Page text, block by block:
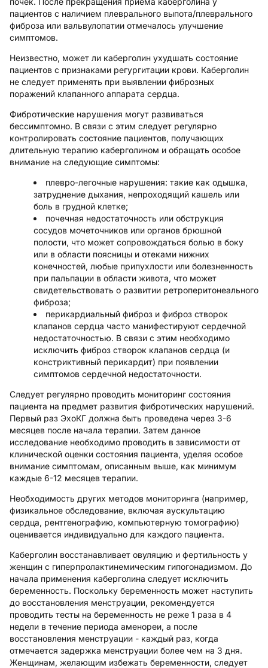
пациентов с наличием плеврального выпота/плеврального
фиброза или вальвулопатии отмечалось улучшение
симптомов.
Неизвестно, может ли каберголин ухудшать состояние
пациентов с признаками регургитации крови. Каберголин
не следует применять при выявлении фиброзных
поражений клапанного аппарата сердца.
Фибротические нарушения могут развиваться
бессимптомно. В связи с этим следует регулярно
контролировать состояние пациентов, получающих
длительную терапию каберголином и обращать особое
внимание на следующие симптомы:
плевро-легочные нарушения: такие как одышка,
затруднение дыхания, непроходящий кашель или
боль в грудной клетке;
почечная недостаточность или обструкция
сосудов мочеточников или органов брюшной
полости, что может сопровождаться болью в боку
или в области поясницы и отеками нижних
конечностей, любые припухлости или болезненность
при пальпации в области живота, что может
свидетельствовать о развитии ретроперитонеального
фиброза;
перикардиальный фиброз и фиброз створок
клапанов сердца часто манифестируют сердечной
недостаточностью. В связи с этим необходимо
исключить фиброз створок клапанов сердца (и
констриктивный перикардит) при появлении
симптомов сердечной недостаточности.
Следует регулярно проводить мониторинг состояния
пациента на предмет развития фибротических нарушений.
Первый раз ЭхоКГ должна быть проведена через 3-6
месяцев после начала терапии. Затем данное
исследование необходимо проводить в зависимости от
клинической оценки состояния пациента, уделяя особое
внимание симптомам, описанным выше, как минимум
каждые 6-12 месяцев терапии.
Необходимость других методов мониторинга (например,
физикальное обследование, включая аускультацию
сердца, рентгенографию, компьютерную томографию)
оценивается индивидуально для каждого пациента.
Каберголин восстанавливает овуляцию и фертильность у
женщин с гиперпролактинемическим гипогонадизмом. До
начала применения каберголина следует исключить
беременность. Поскольку беременность может наступить
до восстановления менструации, рекомендуется
проводить тесты на беременность не реже 1 раза в 4
недели в течение периода аменореи, а после
восстановления менструации - каждый раз, когда
отмечается задержка менструации более чем на 3 дня.
Женщинам, желающим избежать беременности, следует